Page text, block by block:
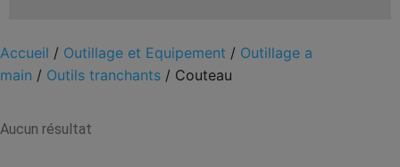
Accueil / Outillage et Equipement / Outillage a
main / Outils tranchants / Couteau
Aucun résultat